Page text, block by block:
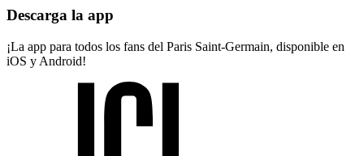
Descarga la app
¡La app para todos los fans del Paris Saint-Germain, disponible en
iOS y Android!